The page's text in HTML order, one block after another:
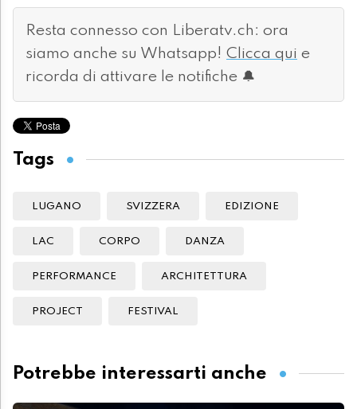
Resta connesso con Liberatv.ch: ora
siamo anche su Whatsapp! Clicca qui e
ricorda di attivare le notifiche 🔔
Tags
LUGANO SVIZZERA EDIZIONE
LAC CORPO DANZA
PERFORMANCE ARCHITETTURA
PROJECT FESTIVAL
Potrebbe interessarti anche